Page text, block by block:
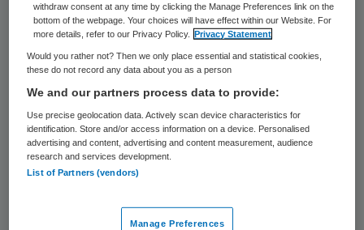
compensatie voor chronisch zieken is zo’n
zorgverzekeraar nu rendabel, menen zij.
Onvoldoende compensatie
In het verleden hebben zorgaanbieders
voorzichtige pogingen gedaan een eigen
zorgverzekeraar op te richten. Een
belangrijke reden voor het mislukken
withdraw consent at any time by clicking the Manage Preferences link on the
bottom of the webpage. Your choices will have effect within our Website. For
more details, refer to our Privacy Policy.
Privacy Statement
Would you rather not? Then we only place essential and statistical cookies,
these do not record any data about you as a person
We and our partners process data to provide:
Use precise geolocation data. Actively scan device characteristics for
identification. Store and/or access information on a device. Personalised
advertising and content, advertising and content measurement, audience
research and services development.
List of Partners (vendors)
Manage Preferences